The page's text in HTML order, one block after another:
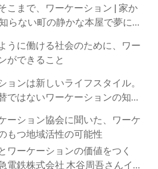
こまで、ワーケーション | 家か
らない町の静かな本屋で夢に近
うに働ける社会のために、ワー
ができること
ョンは新しいライフスタイル。
ではないワーケーションの知ら
ーション協会に聞いた、ワーケ
もつ地域活性の可能性
ワーケーションの価値をつく
電鉄株式会社 木谷周吾さんイン